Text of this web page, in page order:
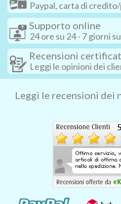
Paypal, carta di
Supporto online
24 ore su 24 - 7 giorni
Recensioni
Leggi le opinioni dei
Leggi le recensioni dei